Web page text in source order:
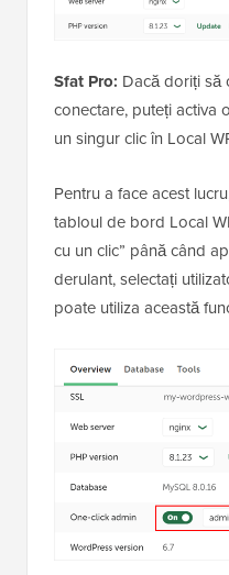
Sfat Pro: Dacă doriți să
conectare, puteți activa
un singur clic în Local
Pentru a face acest
tabloul de bord Local
cu un clic” până când
derulant, selectați
poate utiliza această